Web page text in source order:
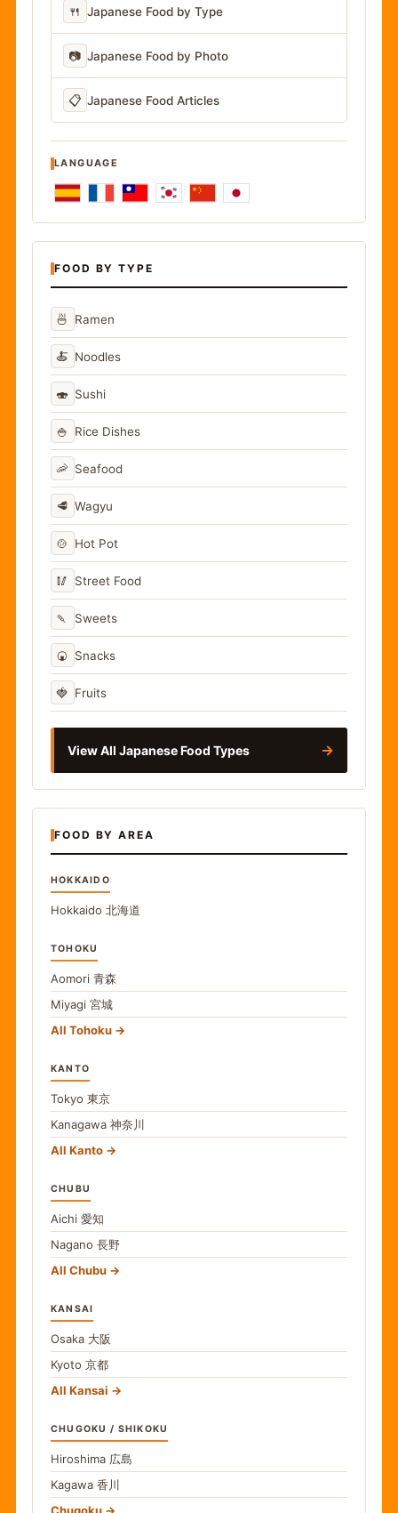
🍴 Japanese Food by Type
📷 Japanese Food by Photo
📋 Japanese Food Articles
LANGUAGE
FOOD BY TYPE
🍜 Ramen
🍝 Noodles
🍣 Sushi
🍚 Rice Dishes
🦐 Seafood
🥩 Wagyu
🍲 Hot Pot
🥢 Street Food
🍡 Sweets
🍘 Snacks
🍓 Fruits
View All Japanese Food Types →
FOOD BY AREA
HOKKAIDO
Hokkaido 北海道
TOHOKU
Aomori 青森
Miyagi 宮城
All Tohoku
KANTO
Tokyo 東京
Kanagawa 神奈川
All Kanto
CHUBU
Aichi 愛知
Nagano 長野
All Chubu
KANSAI
Osaka 大阪
Kyoto 京都
All Kansai
CHUGOKU / SHIKOKU
Hiroshima 広島
Kagawa 香川